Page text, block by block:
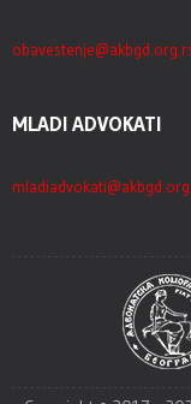
MLADI ADVOKATI